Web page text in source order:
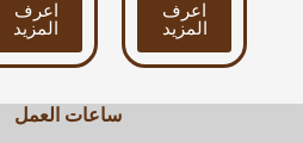
اعرف
المزيد
اعرف
المزيد
ساعات العمل